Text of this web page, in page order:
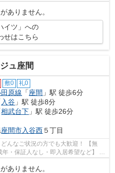
ありません。
イツ」への
せはこちら
ュ座間
敷0 礼0
原線 「座間 」駅 徒歩6分
入谷 」駅 徒歩8分
相武台下 」駅 徒歩26分
座間市入谷西５丁目
なご状況の方でも大歓迎！ 【無
・保証人なし・即入居希望など】 ネ
す‼ ...
ありません。